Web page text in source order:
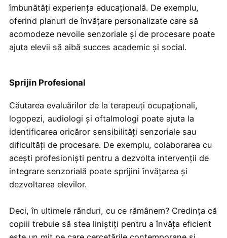
îmbunătăți experiența educațională. De exemplu,
oferind planuri de învățare personalizate care să
acomodeze nevoile senzoriale și de procesare poate
ajuta elevii să aibă succes academic și social.
Sprijin Profesional
Căutarea evaluărilor de la terapeuți ocupaționali,
logopezi, audiologi și oftalmologi poate ajuta la
identificarea oricăror sensibilități senzoriale sau
dificultăți de procesare. De exemplu, colaborarea cu
acești profesioniști pentru a dezvolta intervenții de
integrare senzorială poate sprijini învățarea și
dezvoltarea elevilor.
Deci, în ultimele rânduri, cu ce rămânem? Credința că
copiii trebuie să stea liniștiți pentru a învăța eficient